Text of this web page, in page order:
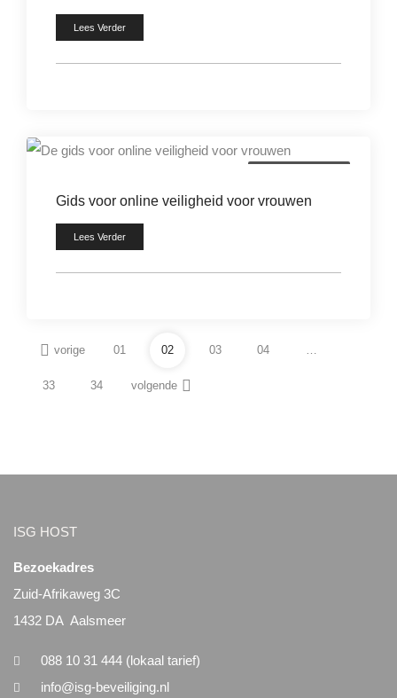
Lees Verder
Gids voor online veiligheid voor vrouwen
Lees Verder
vorige 01 02 03 04 …
33 34 volgende
ISG HOST
Bezoekadres
Zuid-Afrikaweg 3C
1432 DA Aalsmeer
088 10 31 444 (lokaal tarief)
info@isg-beveiliging.nl